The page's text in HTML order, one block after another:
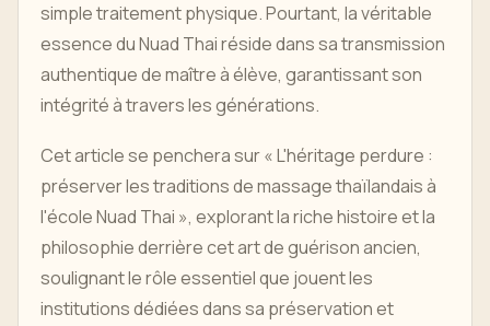
simple traitement physique. Pourtant, la véritable
essence du Nuad Thai réside dans sa transmission
authentique de maître à élève, garantissant son
intégrité à travers les générations.
Cet article se penchera sur « L'héritage perdure :
préserver les traditions de massage thaïlandais à
l'école Nuad Thai », explorant la riche histoire et la
philosophie derrière cet art de guérison ancien,
soulignant le rôle essentiel que jouent les
institutions dédiées dans sa préservation et